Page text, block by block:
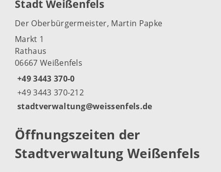
Stadt Weißenfels
Der Oberbürgermeister, Martin Papke
Markt 1
Rathaus
06667 Weißenfels
+49 3443 370-0
+49 3443 370-212
stadtverwaltung@weissenfels.de
Öffnungszeiten der
Stadtverwaltung Weißenfels